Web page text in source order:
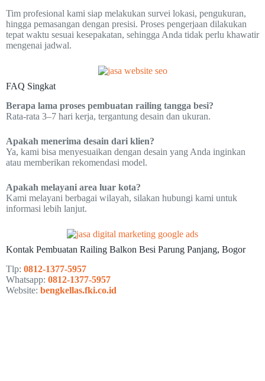
Tim profesional kami siap melakukan survei lokasi, pengukuran,
hingga pemasangan dengan presisi. Proses pengerjaan dilakukan
tepat waktu sesuai kesepakatan, sehingga Anda tidak perlu khawatir
mengenai jadwal.
FAQ Singkat
Berapa lama proses pembuatan railing tangga besi?
Rata-rata 3–7 hari kerja, tergantung desain dan ukuran.
Apakah menerima desain dari klien?
Ya, kami bisa menyesuaikan dengan desain yang Anda inginkan
atau memberikan rekomendasi model.
Apakah melayani area luar kota?
Kami melayani berbagai wilayah, silakan hubungi kami untuk
informasi lebih lanjut.
Kontak Pembuatan Railing Balkon Besi Parung Panjang, Bogor
Tlp: 0812-1377-5957
Whatsapp: 0812-1377-5957
Website: bengkellas.fki.co.id